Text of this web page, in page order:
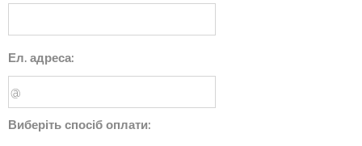
Ел. адреса:
Виберіть спосіб оплати: